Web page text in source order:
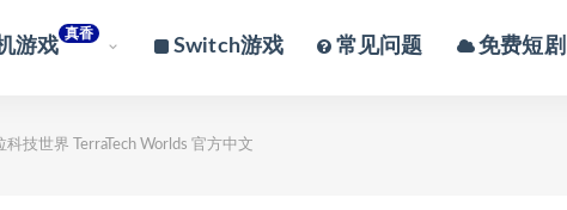
游戏
真香
Switch游戏 常见问题 免费短剧
科技世界 TerraTech Worlds 官方中文